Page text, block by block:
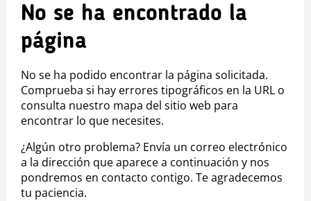
No se ha encontrado la
página
No se ha podido encontrar la página solicitada.
Comprueba si hay errores tipográficos en la URL o
consulta nuestro mapa del sitio web para
encontrar lo que necesites.
¿Algún otro problema? Envía un correo electrónico
a la dirección que aparece a continuación y nos
pondremos en contacto contigo. Te agradecemos
tu paciencia.